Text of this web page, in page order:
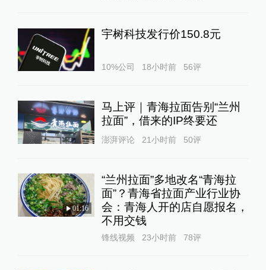
宇树科技发行价150.8元
10%公司 18小时前 56评
马上评｜青海拉面告别“兰州
拉面”，借来的IP终要还
澎湃评论 21小时前 50评
01:16
“兰州拉面”多地改名“青海拉
面”？青海省拉面产业行业协
会：青海人开的店自愿报名，
不用交钱
锋线视频 23小时前 78评